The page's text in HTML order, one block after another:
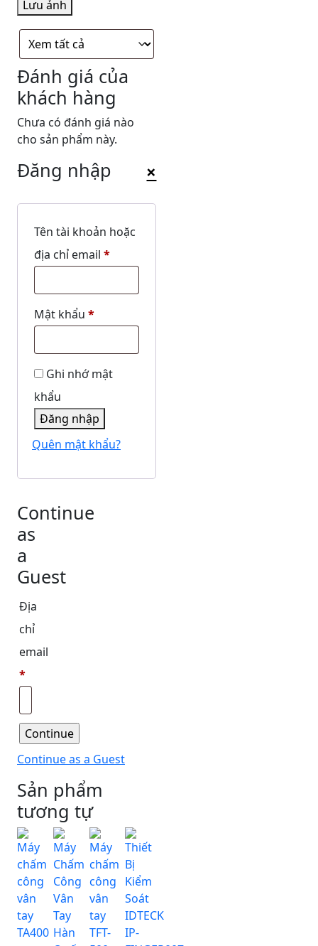
Lưu ảnh
Đánh giá của
khách hàng
Chưa có đánh giá nào
cho sản phẩm này.
×
Đăng nhập
Tên tài khoản hoặc
địa chỉ email *Bắt
Mật khẩu *Bắt
Ghi nhớ mật
khẩu
Đăng nhập
Quên mật khẩu?
Continue
as
a
Guest
Địa
chỉ
email
*
Continue as a Guest
Sản phẩm
tương tự